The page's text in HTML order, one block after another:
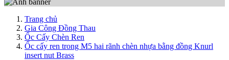
Trang chủ
Gia Công Đồng Thau
Ốc Cấy Chèn Ren
Ốc cấy ren trong M5 hai rãnh chèn nhựa bằng đồng Knurl
insert nut Brass